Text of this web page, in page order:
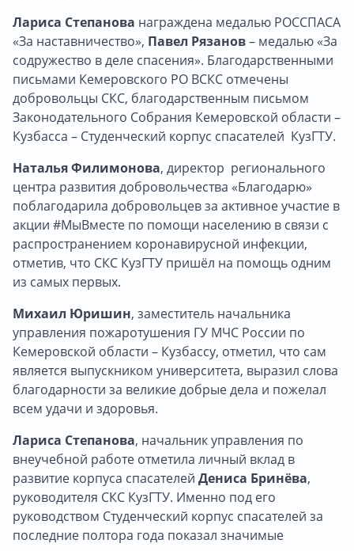
Лариса Степанова награждена медалью РОССПАСА
«За наставничество», Павел Рязанов– медалью «За
содружество в деле спасения». Благодарственными
письмами Кемеровского РО ВСКС отмечены
добровольцы СКС, благодарственным письмом
Законодательного Собрания Кемеровской области –
Кузбасса – Студенческий корпус спасателей КузГТУ.
Наталья Филимонова, директор регионального
центра развития добровольчества «Благодарю»
поблагодарила добровольцев за активное участие в
акции #МыВместе по помощи населению в связи с
распространением коронавирусной инфекции,
отметив, что СКС КузГТУ пришёл на помощь одним
из самых первых.
Михаил Юришин, заместитель начальника
управления пожаротушения ГУ МЧС России по
Кемеровской области – Кузбассу, отметил, что сам
является выпускником университета, выразил слова
благодарности за великие добрые дела и пожелал
всем удачи и здоровья.
Лариса Степанова, начальник управления по
внеучебной работе отметила личный вклад в
развитие корпуса спасателей Дениса Бринёва,
руководителя СКС КузГТУ. Именно под его
руководством Студенческий корпус спасателей за
последние полтора года показал значимые